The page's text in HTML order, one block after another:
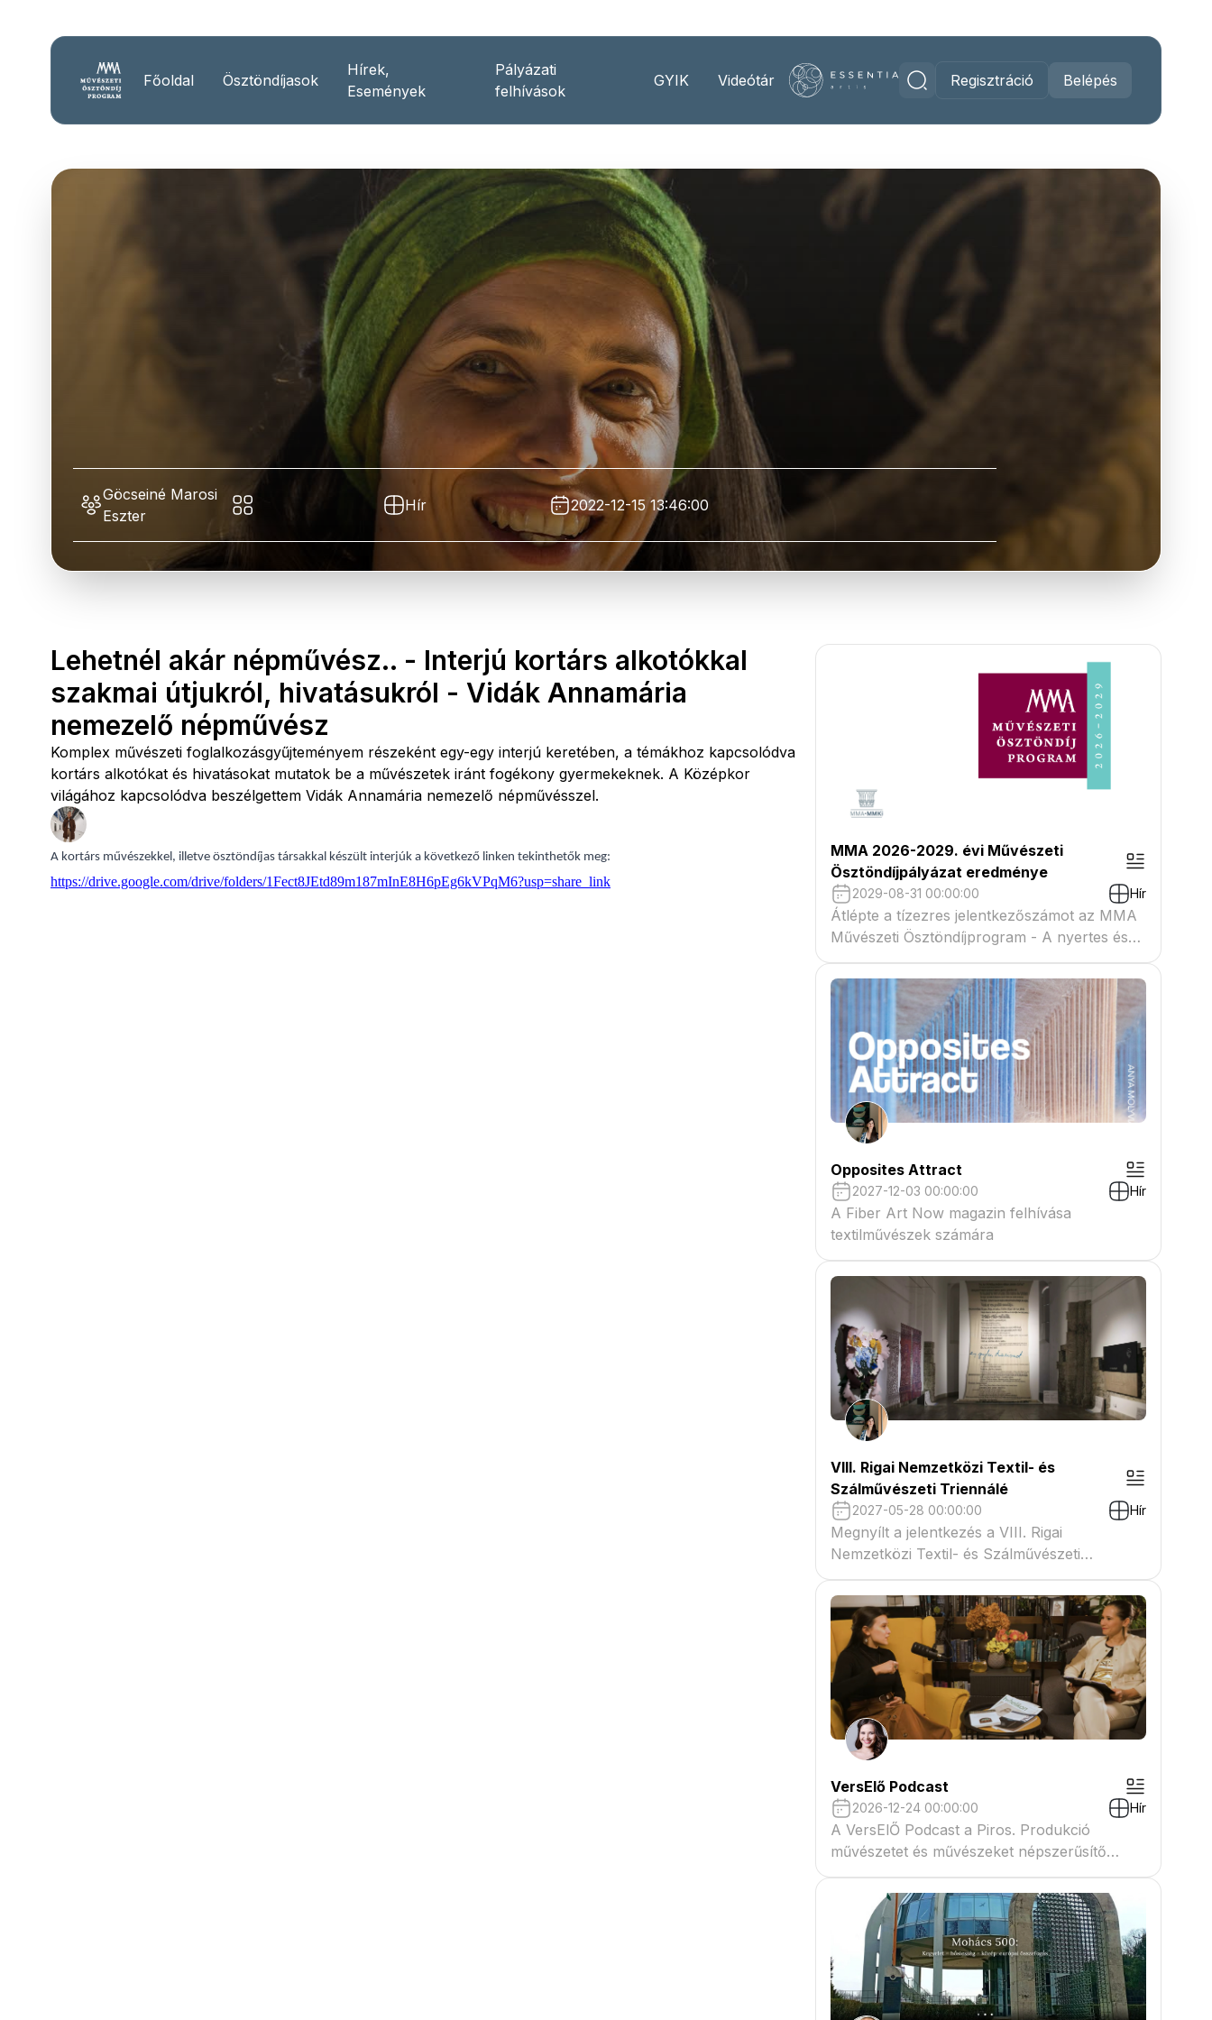
Főoldal Ösztöndíjasok
Hírek,
Események
Pályázati
felhívások
GYIK Videótár Regisztráció Belépés
Göcseiné Marosi
Eszter
Hír 2022-12-15 13:46:00
Lehetnél akár népművész.. - Interjú kortárs alkotókkal
szakmai útjukról, hivatásukról - Vidák Annamária
nemezelő népművész
Komplex művészeti foglalkozásgyűjteményem részeként egy-egy interjú keretében, a témákhoz kapcsolódva
kortárs alkotókat és hivatásokat mutatok be a művészetek iránt fogékony gyermekeknek. A Középkor
világához kapcsolódva beszélgettem Vidák Annamária nemezelő népművésszel.
A kortárs művészekkel, illetve ösztöndíjas társakkal készült interjúk a következő linken tekinthetők meg:
https://drive.google.com/drive/folders/1Fect8JEtd89m187mInE8H6pEg6kVPqM6?usp=share_link
MMA 2026-2029. évi Művészeti
Ösztöndíjpályázat eredménye
2029-08-31 00:00:00 Hír
Átlépte a tízezres jelentkezőszámot az MMA
Művészeti Ösztöndíjprogram - A nyertes és
tartaléklistás pályázók névsora megtekinthető
a csatolmányban
Opposites Attract
2027-12-03 00:00:00 Hír
A Fiber Art Now magazin felhívása
textilművészek számára
VIII. Rigai Nemzetközi Textil- és
Szálművészeti Triennálé
2027-05-28 00:00:00 Hír
Megnyílt a jelentkezés a VIII. Rigai
Nemzetközi Textil- és Szálművészeti
Triennáléra
VersElő Podcast
2026-12-24 00:00:00 Hír
A VersElŐ Podcast a Piros. Produkció
művészetet és művészeket népszerűsítő
beszélgető műsora